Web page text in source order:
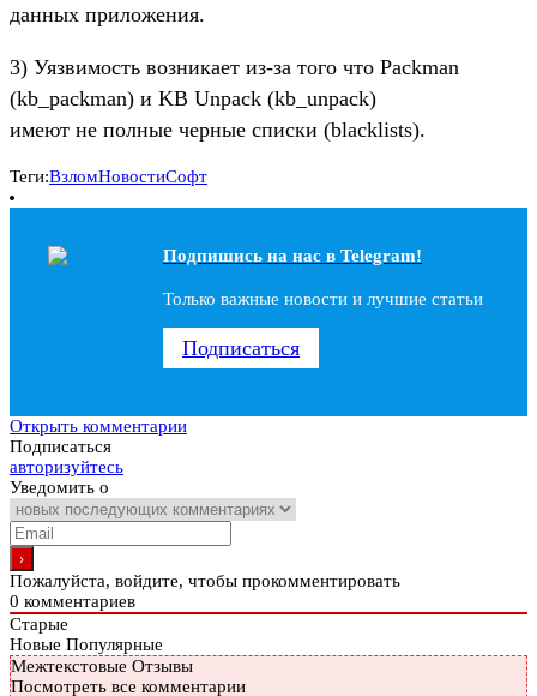
данных приложения.
3) Уязвимость возникает из-за того что Packman
(kb_packman) и KB Unpack (kb_unpack)
имеют не полные черные списки (blacklists).
Теги:ВзломНовостиСофт
Подпишись на наc в Telegram!
Только важные новости и лучшие статьи
Подписаться
Открыть комментарии
Подписаться
авторизуйтесь
Уведомить о
Пожалуйста, войдите, чтобы прокомментировать
0 комментариев
Старые
Новые Популярные
Межтекстовые Отзывы
Посмотреть все комментарии